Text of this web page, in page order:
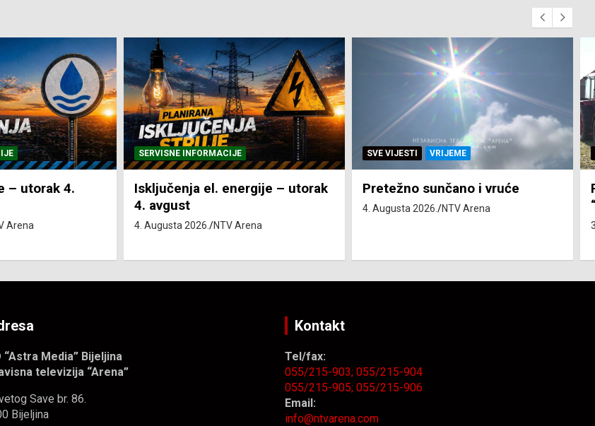
– utorak
Arena
SVE VIJESTI VRIJEME
Pretežno sunčano i vruće
4. Augusta 2026.
SVE VIJESTI ZEMLJA
Pravo na subvenciju za traktor
“Belarus” ostvarila 84 korisnika
“Astra Media” Bijeljina
televizija “Arena”
Save br. 86.
Bijeljina
Kontakt
Tel/fax:
055/215-903;055/215-904
055/215-905;055/215-906
Email:
info@ntvarena.com